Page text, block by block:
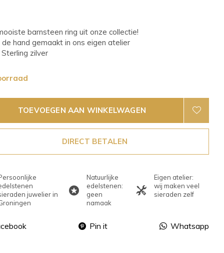
barnsteen ring uit onze collectie!
hand gemaakt in ons eigen atelier
zilver
TOEVOEGEN AAN WINKELWAGEN
DIRECT BETALEN
juwelier in
Natuurlijke
edelstenen:
geen
namaak
Eigen atelier:
wij maken veel
sieraden zelf
Pin it Whatsapp